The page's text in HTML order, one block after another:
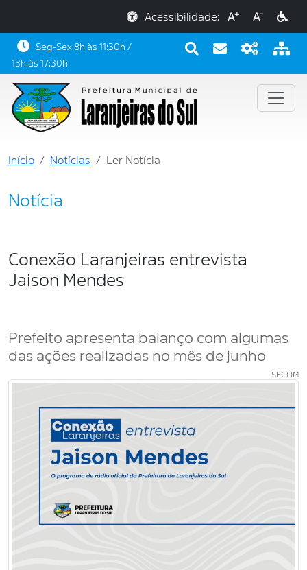
Acessibilidade: A+ A-
Seg-Sex 8h às 11:30h /
13h às 17:30h
Início Notícias Ler Notícia
Notícia
Conexão Laranjeiras entrevista
Jaison Mendes
Prefeito apresenta balanço com algumas
das ações realizadas no mês de junho
SECOM